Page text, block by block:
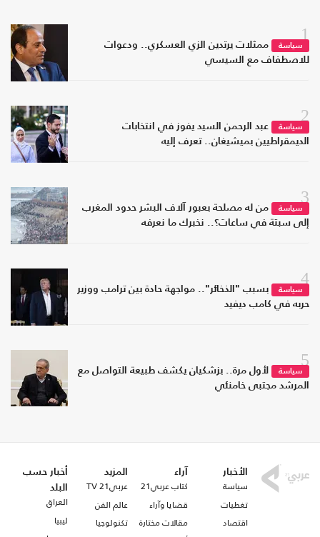
1
سياسة
ممثلات يرتدين الزي العسكري.. ودعوات
للاصطفاف مع السيسي
2
سياسة
عبد الرحمن السيد يفوز في انتخابات
الديمقراطيين بميشيغان.. تعرف إليه
3
سياسة
من له مصلحة بعبور آلاف البشر حدود المغرب
إلى سبتة في ساعات؟.. نخبرك ما نعرفه
4
سياسة
بسبب "الذخائر".. مواجهة حادة بين ترامب ووزير
حربه في كامب ديفيد
5
سياسة
لأول مرة.. بزشكيان يكشف طبيعة التواصل مع
المرشد مجتبى خامنئي
الأخبار
سياسة
تغطيات
اقتصاد
آراء
كتاب عربي21
قضايا وآراء
مقالات مختارة
المزيد
عربي21 TV
عالم الفن
تكنولوجيا
أخبار حسب
البلد
العراق
ليبيا